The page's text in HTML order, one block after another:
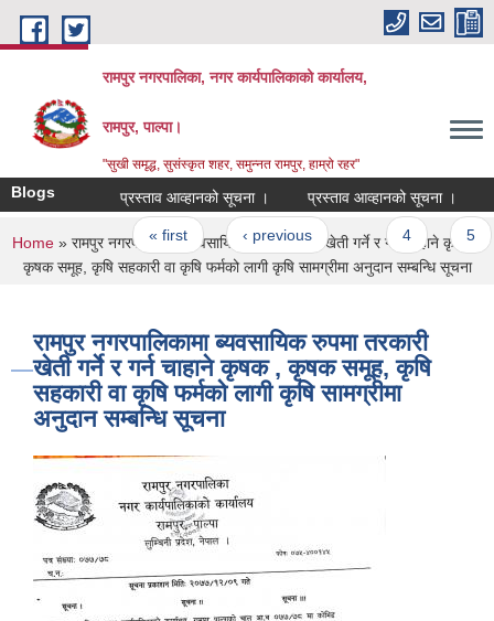
Skip to main content
रामपुर नगरपालिका, नगर कार्यपालिकाको कार्यालय,
रामपुर, पाल्पा।
"सुखी समृद्ध, सुसंस्कृत शहर, समुन्नत रामपुर, हाम्रो रहर"
Blogs प्रस्ताव आव्हानको सूचना । प्रस्ताव आव्हानको सूचना ।
Pages
« first ‹ previous … 4 5
You are here
Home » रामपुर नगरपालिकामा ब्यवसायिक रुपमा तरकारी खेती गर्ने र गर्न चाहाने कृषक ,
कृषक समूह, कृषि सहकारी वा कृषि फर्मको लागी कृषि सामग्रीमा अनुदान सम्बन्धि सूचना
रामपुर नगरपालिकामा ब्यवसायिक रुपमा तरकारी
खेती गर्ने र गर्न चाहाने कृषक , कृषक समूह, कृषि
सहकारी वा कृषि फर्मको लागी कृषि सामग्रीमा
अनुदान सम्बन्धि सूचना